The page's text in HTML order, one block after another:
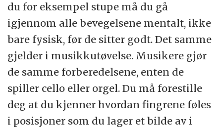
du for eksempel stupe må du gå
igjennom alle bevegelsene mentalt, ikke
bare fysisk, før de sitter godt. Det samme
gjelder i musikkutøvelse. Musikere gjør
de samme forberedelsene, enten de
spiller cello eller orgel. Du må forestille
deg at du kjenner hvordan fingrene føles
i posisjoner som du lager et bilde av i